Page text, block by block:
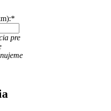
*
pre